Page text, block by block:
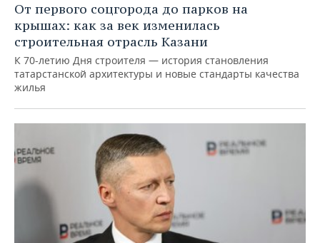
От первого соцгорода до парков на
крышах: как за век изменилась
строительная отрасль Казани
К 70-летию Дня строителя — история становления
татарстанской архитектуры и новые стандарты качества
жилья